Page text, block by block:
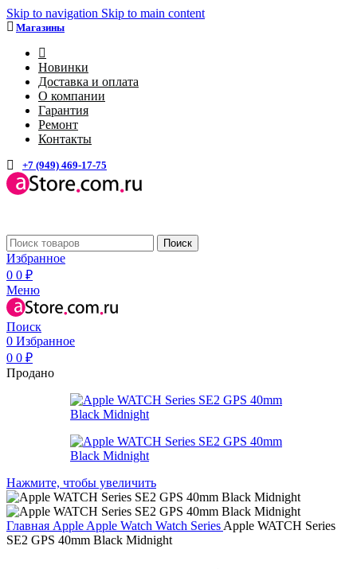
Skip to navigation Skip to main content
Магазины
Новинки
Доставка и оплата
О компании
Гарантия
Ремонт
Контакты
+7 (949) 469-17-75
Поиск
Избранное
0 0 ₽
Меню
Поиск
0 Избранное
0 0 ₽
Продано
Нажмите, чтобы увеличить
Главная Apple Apple Watch Watch Series Apple WATCH Series
SE2 GPS 40mm Black Midnight